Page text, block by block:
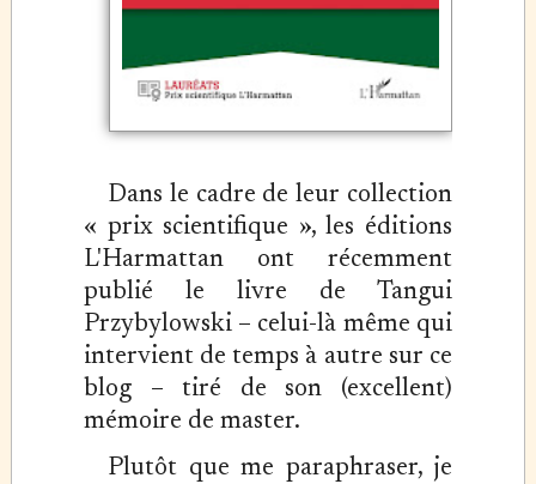
Dans le cadre de leur collection
« prix scientifique », les éditions
L'Harmattan ont récemment
publié le livre de Tangui
Przybylowski – celui-là même qui
intervient de temps à autre sur ce
blog – tiré de son (excellent)
mémoire de master.
Plutôt que me paraphraser, je